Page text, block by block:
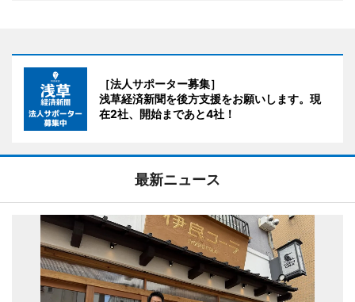
［法人サポーター募集］
浅草経済新聞を後方支援をお願いします。現
在2社、開始まであと4社！
最新ニュース